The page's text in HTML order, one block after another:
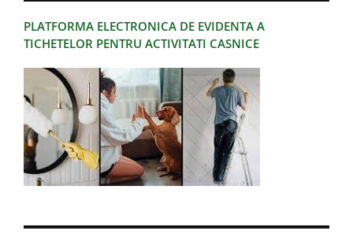
PLATFORMA ELECTRONICA DE EVIDENTA A
TICHETELOR PENTRU ACTIVITATI CASNICE